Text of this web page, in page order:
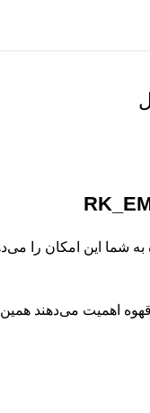
شما این امکان را
اهمیت می‌دهند